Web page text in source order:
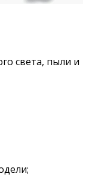
света, пыли и